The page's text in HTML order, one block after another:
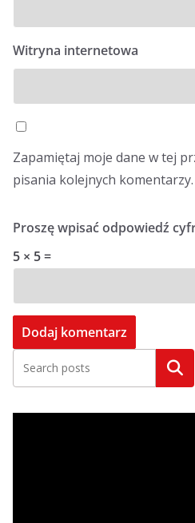
Witryna internetowa
Zapamiętaj moje dane w tej
pisania kolejnych komentarzy.
Proszę wpisać odpowiedź
5 × 5 =
Szukaj